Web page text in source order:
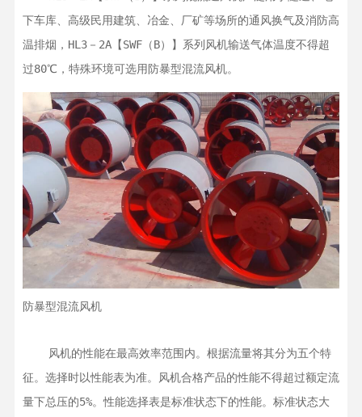
下车库、高级民用建筑、冶金、厂矿等场所的通风换气及消防高
温排烟，HL3－2A【SWF（B）】系列风机输送气体温度不得超
过80℃，特殊环境可选用防暴型混流风机。
防暴型混流风机
征。选择时以性能表为准。风机合格产品的性能不得超过额定流
量下总压的5%。性能选择表是标准状态下的性能。标准状态大